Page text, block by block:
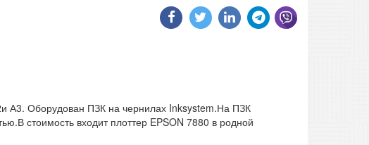
А3. Оборудован ПЗК на чернилах Inksystem.На ПЗК
стоимость входит плоттер EPSON 7880 в родной